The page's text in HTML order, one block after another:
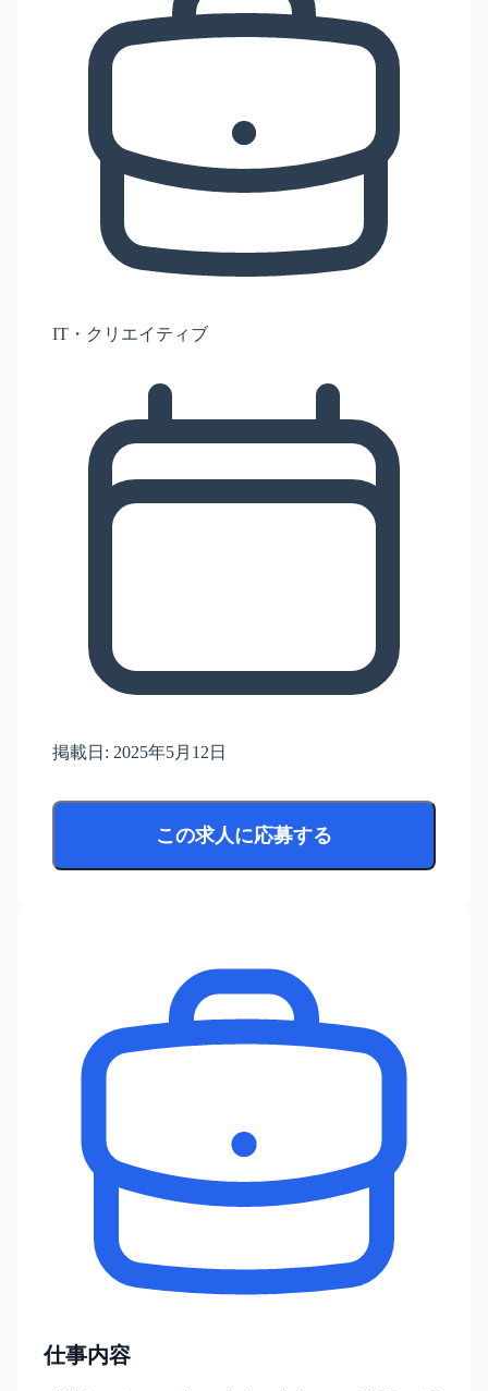
IT・クリエイティブ
掲載日: 2025年5月12日
この求人に応募する
仕事内容